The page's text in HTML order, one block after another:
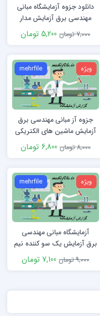
دانلود جزوه آزمایشگاه مبانی
مهندسی برق آزمایش مدار
معادل تونن
7,000 تومان 5,200 تومان
ویژه mehrfile
جزوه آز مبانی مهندسی برق
آزمایش ماشین های الکتریکی
(موتور و ژنراتور)8,000 تومان 6,800 تومان
ویژه mehrfile
آزمایشگاه مبانی مهندسی
برق آزمایش یک سو کننده نیم
موج و تمام موج word9,000 تومان 7,100 تومان